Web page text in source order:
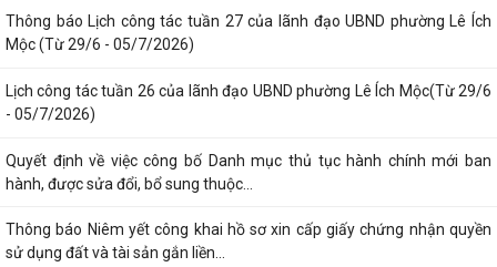
Thông báo về việc thực hiện quy định pháp luật về quyền tác giả, quyền
sở hữu trí tuệ và tẩy chay...
Thông báo Lịch công tác tuần 27 của lãnh đạo UBND phường Lê Ích
Mộc (Từ 29/6 - 05/7/2026)
Lịch công tác tuần 26 của lãnh đạo UBND phường Lê Ích Mộc(Từ 29/6
- 05/7/2026)
Quyết định về việc công bố Danh mục thủ tục hành chính mới ban
hành, được sửa đổi, bổ sung thuộc...